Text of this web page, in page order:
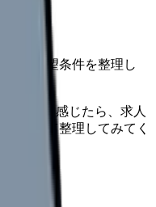
ずは希望条件を整理し
...」そう感じたら、求人
分けて整理してみてく